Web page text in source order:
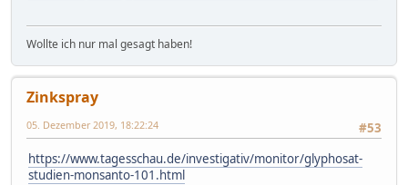
Wollte ich nur mal gesagt haben!
Zinkspray
#53
05. Dezember 2019, 18:22:24
https://www.tagesschau.de/investigativ/monitor/glyphosat-
studien-monsanto-101.html